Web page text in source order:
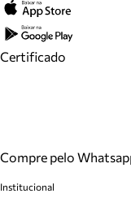
Certificado
Compre pelo
Institucional